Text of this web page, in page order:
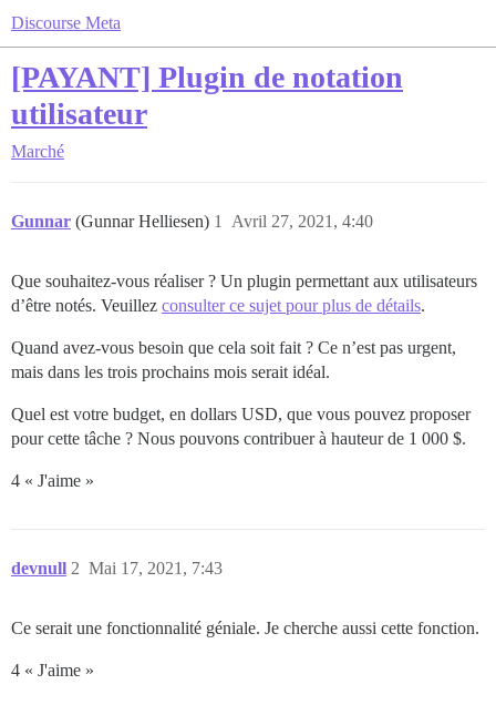
Discourse Meta
[PAYANT] Plugin de notation
utilisateur
Marché
Gunnar (Gunnar Helliesen) Avril 27, 2021, 4:40
1
Que souhaitez-vous réaliser ? Un plugin permettant aux utilisateurs
d’être notés. Veuillez consulter ce sujet pour plus de détails.
Quand avez-vous besoin que cela soit fait ? Ce n’est pas urgent,
mais dans les trois prochains mois serait idéal.
Quel est votre budget, en dollars USD, que vous pouvez proposer
pour cette tâche ? Nous pouvons contribuer à hauteur de 1 000 $.
4 « J'aime »
devnull Mai 17, 2021, 7:43
2
Ce serait une fonctionnalité géniale. Je cherche aussi cette fonction.
4 « J'aime »